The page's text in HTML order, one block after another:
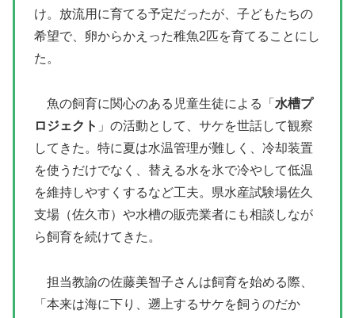
け。放流用に育てる予定だったが、子どもたちの
希望で、卵からかえった稚魚2匹を育てることにし
た。
魚の飼育に関心のある児童生徒による「 水槽プ
ロジェクト 」の活動として、サケを世話して観察
してきた。特に夏は水温管理が難しく、冷却装置
を使うだけでなく、替える水を氷で冷やして低温
を維持しやすくするなど工夫。県水産試験場佐久
支場（佐久市）や水槽の販売業者にも相談しなが
ら飼育を続けてきた。
担当教諭の佐藤美智子さんは飼育を始める際、
「本来は海に下り、遡上するサケを飼うのだか